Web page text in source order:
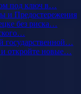
под ключ в…
и Предостережения
без риска…
государственной…
и откройте новые…